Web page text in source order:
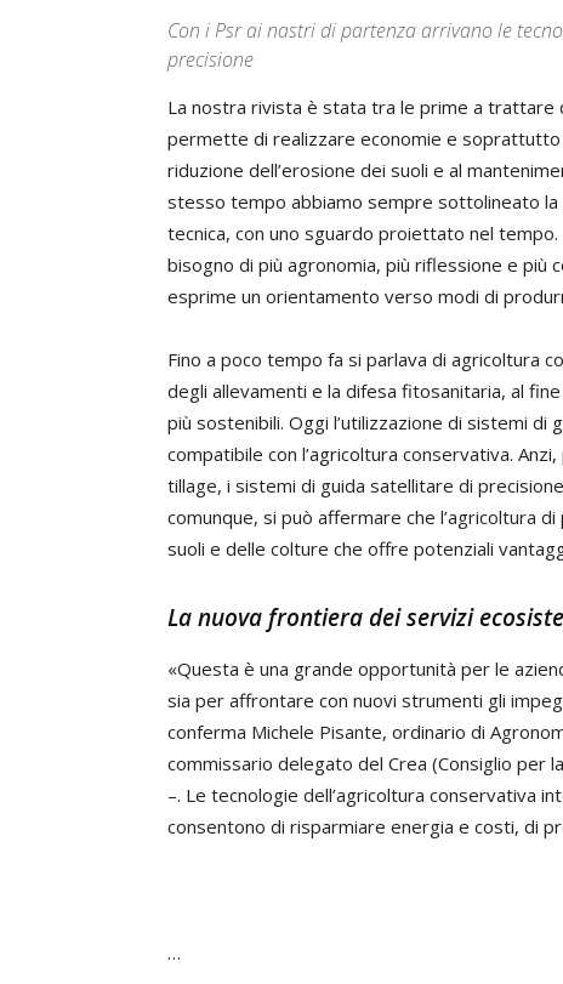
Con i Psr ai nastri di partenza arrivano le
precisione
La nostra rivista è stata tra le prime a trattare
permette di realizzare economie e soprattutto
riduzione dell’erosione dei suoli e al
stesso tempo abbiamo sempre sottolineato la
tecnica, con uno sguardo proiettato nel
bisogno di più agronomia, più riflessione e più
esprime un orientamento verso modi di
Fino a poco tempo fa si parlava di agricoltura
degli allevamenti e la difesa fitosanitaria, al
più sostenibili. Oggi l’utilizzazione di sistemi
compatibile con l’agricoltura conservativa.
tillage, i sistemi di guida satellitare di
comunque, si può affermare che l’agricoltura
suoli e delle colture che offre potenziali
La nuova frontiera dei servizi
«Questa è una grande opportunità per le
sia per affrontare con nuovi strumenti gli
conferma Michele Pisante, ordinario di
commissario delegato del Crea (Consiglio per
–. Le tecnologie dell’agricoltura conservativa
consentono di risparmiare energia e costi, di
…